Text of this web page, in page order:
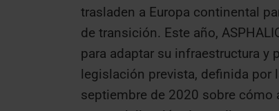
trasladen a Europa continental
de transición. Este año,
para adaptar su infraestructura y
legislación prevista, definida por
septiembre de 2020 sobre cómo